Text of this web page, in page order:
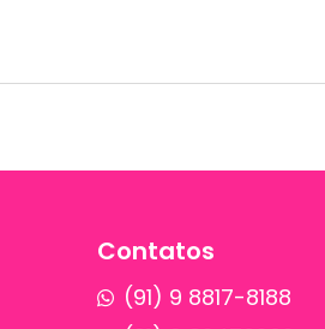
Contatos
(91) 9 8817-8188